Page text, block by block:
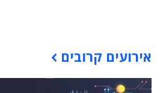
אירועים קרובים